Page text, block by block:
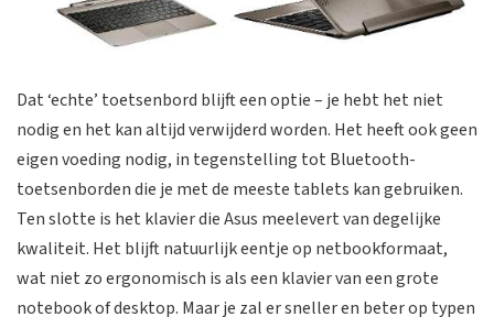
Dat ‘echte’ toetsenbord blijft een optie – je hebt het niet
nodig en het kan altijd verwijderd worden. Het heeft ook geen
eigen voeding nodig, in tegenstelling tot Bluetooth-
toetsenborden die je met de meeste tablets kan gebruiken.
Ten slotte is het klavier die Asus meelevert van degelijke
kwaliteit. Het blijft natuurlijk eentje op netbookformaat,
wat niet zo ergonomisch is als een klavier van een grote
notebook of desktop. Maar je zal er sneller en beter op typen